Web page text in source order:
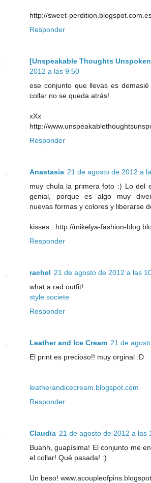
http://sweet-
Responder
[Unspeakable Thoughts
2012 a las 9:50
ese conjunto que llevas es
collar no se queda atrás!
xXx
http://
Responder
Anastasia 21 de agosto de 2012 a
muy chula la primera foto :) Lo del
genial, porque es algo muy
nuevas formas y colores y liberarse
kisses : http://mikelya-fashion-
Responder
rachel 21 de agosto de 2012 a las
what a rad outfit!
style societe
Responder
Leather and Ice Cream 21 de
El print es precioso!! muy orginal :D
leatherandicecream.blogspot.com
Responder
Claudia 21 de agosto de 2012 a las
Buahh, guapísima! El conjunto me
el collar! Qué pasada! :)
Un beso!